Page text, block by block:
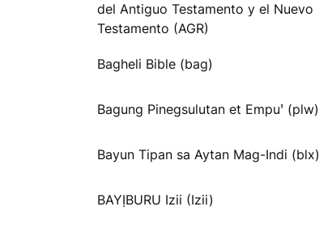
del Antiguo Testamento y el Nuevo
Testamento (AGR)
Bagheli Bible (bag)
Bagung Pinegsulutan et Empuꞌ (plw)
Bayun Tipan sa Aytan Mag-Indi (blx)
BAYỊBURU Izii (Izii)